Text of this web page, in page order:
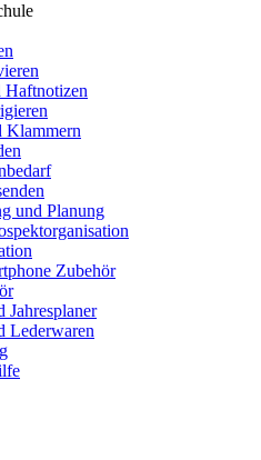
Haftnotizen
Klammern
und Planung
Zubehör
Jahresplaner
Lederwaren